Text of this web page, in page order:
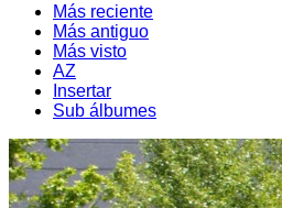
Más reciente
Más antiguo
Más visto
AZ
Insertar
Sub álbumes